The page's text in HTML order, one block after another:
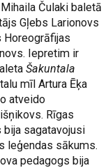
Čulaki baletā
Gļebs Larionovs
Horeogrāfijas
Iepretim ir
Šakuntala
mīl Artura Ēķa
atveido
Rīgas
sagatavojusi
leģendas sākums.
pedagogs bija